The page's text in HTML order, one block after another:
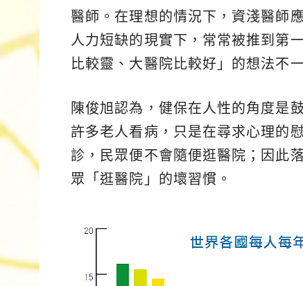
醫師。在理想的情況下，資淺醫師
人力短缺的現實下，常常被推到第
比較靈、大醫院比較好」的想法不
陳俊旭認為，健保在人性的角度是
許多老人看病，只是在尋求心理的
診，民眾便不會隨便逛醫院；因此
眾「逛醫院」的壞習慣。